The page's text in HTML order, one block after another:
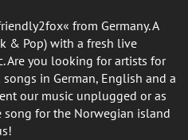
from Germany. A
& Pop) with a fresh live
Are you looking for artists for
in German, English and a
our music unplugged or as
song for the Norwegian island